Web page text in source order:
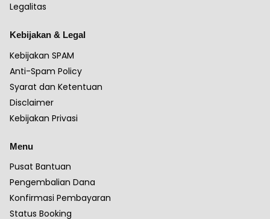
Legalitas
Kebijakan & Legal
Kebijakan SPAM
Anti-Spam Policy
Syarat dan Ketentuan
Disclaimer
Kebijakan Privasi
Menu
Pusat Bantuan
Pengembalian Dana
Konfirmasi Pembayaran
Status Booking